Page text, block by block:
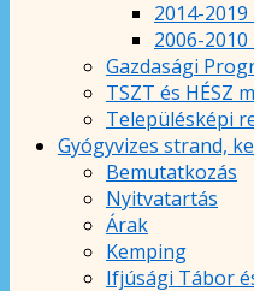
2014-
2006-
Gazdasági
TSZT és HÉSZ
Településképi
Gyógyvizes strand,
Bemutatkozás
Nyitvatartás
Árak
Kemping
Ifjúsági Tábor